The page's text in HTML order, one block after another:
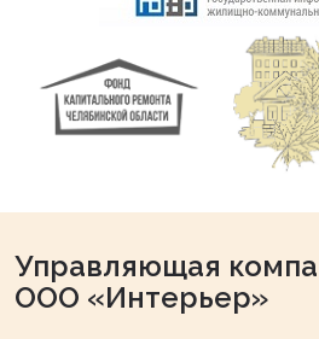
Управляющая
ООО «Интерьер»